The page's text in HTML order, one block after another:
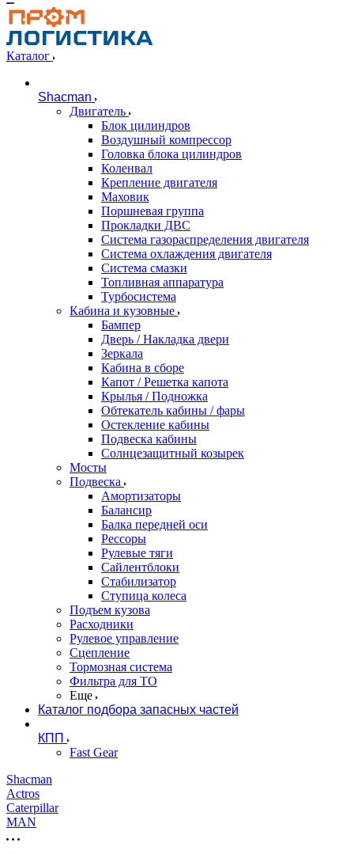
Каталог
Shacman
Двигатель
Блок цилиндров
Воздушный компрессор
Головка блока цилиндров
Коленвал
Крепление двигателя
Маховик
Поршневая группа
Прокладки ДВС
Система газораспределения двигателя
Система охлаждения двигателя
Система смазки
Топливная аппаратура
Турбосистема
Кабина и кузовные
Бампер
Дверь / Накладка двери
Зеркала
Кабина в сборе
Капот / Решетка капота
Крылья / Подножка
Обтекатель кабины / фары
Остекление кабины
Подвеска кабины
Солнцезащитный козырек
Мосты
Подвеска
Амортизаторы
Балансир
Балка передней оси
Рессоры
Рулевые тяги
Сайлентблоки
Стабилизатор
Ступица колеса
Подъем кузова
Расходники
Рулевое управление
Сцепление
Тормозная система
Фильтра для ТО
Еще
Каталог подбора запасных частей
КПП
Fast Gear
Shacman
Actros
Caterpillar
MAN